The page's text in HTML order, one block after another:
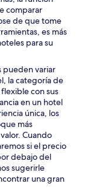
comparar
de que tome
es más
para su
pueden variar
la categoría de
con sus
en un hotel
única, los
más
Cuando
si el precio
debajo del
sugerirle
una gran